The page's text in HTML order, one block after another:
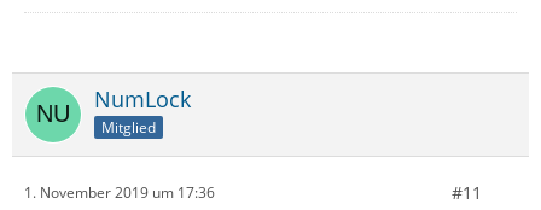
NumLock
Mitglied
1. November 2019 um 17:36 #11